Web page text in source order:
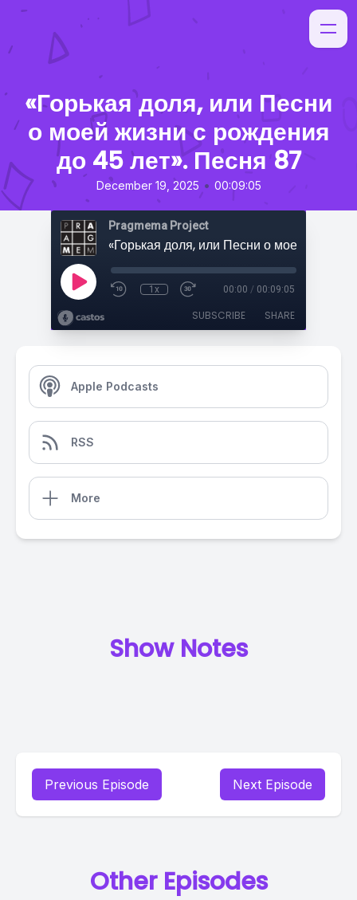
«Горькая доля, или Песни
о моей жизни с рождения
до 45 лет». Песня 87
December 19, 2025 • 00:09:05
Pragmema Project
1x 00:00 / 00:09:05
SUBSCRIBE SHARE
Apple Podcasts
RSS
More
Show Notes
Previous Episode Next Episode
Other Episodes